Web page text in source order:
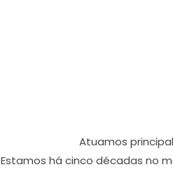
Atuamos
Estamos há cinco décadas no